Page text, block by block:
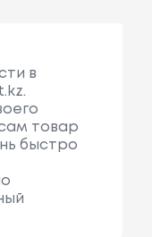
в
товар
быстро